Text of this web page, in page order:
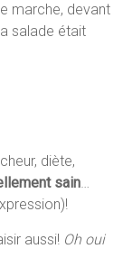
marche, devant
salade était
diète,
sain…
aussi! Oh oui